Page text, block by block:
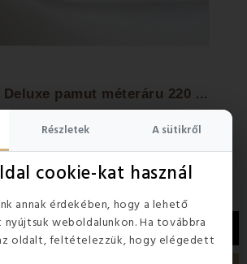
Részletek A sütikről
cookie-kat használ
annak érdekében, hogy a lehető
weboldalunkon. Ha továbbra
oldalt, feltételezzük, hogy elégedett
F
ehér 100% Deluxe pamut méteráru 220 cm
2
LEÍRÁS